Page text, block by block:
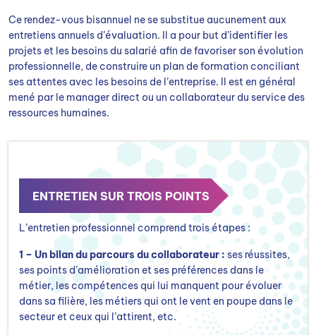
Ce rendez-vous bisannuel ne se substitue aucunement aux
entretiens annuels d’évaluation. Il a pour but d’identifier les
projets et les besoins du salarié afin de favoriser son évolution
professionnelle, de construire un plan de formation conciliant
ses attentes avec les besoins de l’entreprise. Il est en général
mené par le manager direct ou un collaborateur du service des
ressources humaines.
ENTRETIEN SUR TROIS POINTS
L’entretien professionnel comprend trois étapes :
1 – Un bilan du parcours du collaborateur : ses réussites,
ses points d’amélioration et ses préférences dans le
métier, les compétences qui lui manquent pour évoluer
dans sa filière, les métiers qui ont le vent en poupe dans le
secteur et ceux qui l’attirent, etc.